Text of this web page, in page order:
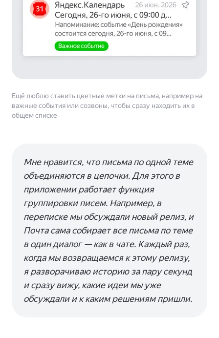
Ещё люблю ставить цветные метки на письма, например на
важные события или созвоны, чтобы сразу находить их в
общем списке
Мне нравится, что письма по одной теме
объединяются в цепочки. Для этого в
приложении работает функция
группировки писем. Например, в
переписке мы обсуждали новый релиз, и
Почта сама собирает все письма по теме
в один диалог — как в чате. Каждый раз,
когда мы возвращаемся к этому релизу,
я разворачиваю историю за пару секунд
и сразу вижу, какие идеи мы уже
обсуждали и к каким решениям пришли.